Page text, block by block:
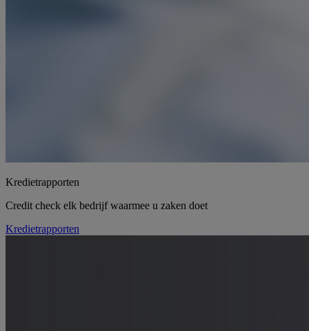
Kredietrapporten
Credit check elk bedrijf waarmee u zaken doet
Kredietrapporten